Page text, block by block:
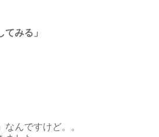
てみる」
んですけど。。